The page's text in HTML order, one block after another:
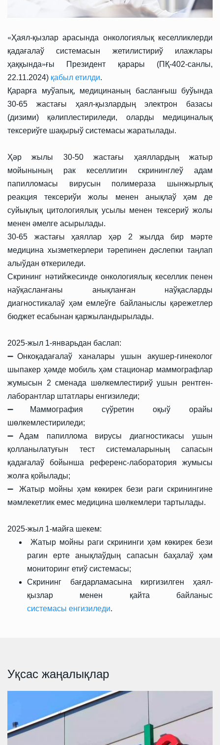
«Ҳаял-қызлар арасында онкологиялық кеселликлерди
қадағалаў системасын жетилистириў илажлары
ҳаққында»ғы Президент қарары (ПҚ-402-санлы,
22.11.2024) қабыл етилди.
Қарарға муўапық, медицинаның басланғыш буўында
30-65 жастағы ҳаял-қызлардың электрон базасы
(дизими) қәлиплестириледи, оларды медициналық
тексериўге шақырыў системасы жаратылады.
Ҳәр жылы 30-50 жастағы ҳаяллардың жатыр
мойынының рак кеселлигин скрининглеў адам
папилломасы вирусын полимераза шынжырлық
реакция тексериўи жолы менен анықлаў ҳәм де
суйықлық цитологиялық усылы менен тексериў жолы
менен әмелге асырылады.
30-65 жастағы ҳаяллар ҳәр 2 жылда бир мәрте
медицина хызметкерлери тәрепинен дәслепки таңлап
алыўдан өткериледи.
Скрининг нәтийжесинде онкологиялық кеселлик пенен
наўқасланғаны анықланған наўқасларды
диагностикалаў ҳәм емлеўге байланыслы қәрежетлер
бюджет есабынан қаржыландырылады.
2025-жыл 1-январьдан баслап:
➖Онкоқадағалаў ханалары ушын акушер-гинеколог
шыпакер ҳәмде мобиль ҳәм стационар маммографлар
жумысын 2 сменада шөлкемлестириў ушын рентген-
лаборантлар штатлары енгизиледи;
➖Маммография сүўретин оқыў орайы
шөлкемлестириледи;
➖Aдам папиллома вирусы диагностикасы ушын
қолланылатуғын тест системаларының сапасын
қадағалаў бойынша референс-лаборатория жумысы
жолға қойылады;
➖ Жатыр мойны ҳәм көкирек бези раги скринингине
мәмлекетлик емес медицина шөлкемлери тартылады.
2025-жыл 1-майға шекем:
Жатыр мойны раги скрининги ҳәм көкирек бези
рагин ерте анықлаўдың сапасын баҳалаў ҳәм
мониторинг етиў системасы;
Скрининг бағдарламасына киргизилген ҳаял-
қызлар менен қайта байланыс
системасы енгизиледи.
Уқсас жаңалықлар